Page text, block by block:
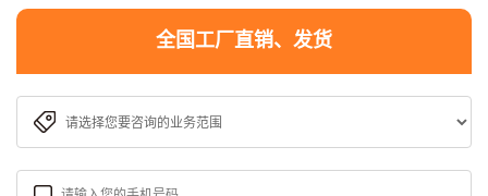
全国工厂直销、发货